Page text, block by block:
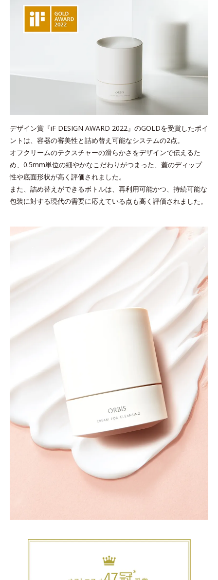
デザイン賞『iF DESIGN AWARD 2022』のGOLDを受賞したポイ
ントは、容器の審美性と詰め替え可能なシステムの2点。
オフクリームのテクスチャーの滑らかさをデザインで伝えるた
め、 0.5mm単位の細やかなこだわりがつまった、蓋のディップ
性や底面形状が高く評価されました。
また、詰め替えができるボトルは、再利用可能かつ、持続可能な
包装に対する現代の需要に応えている点も高く評価されました。